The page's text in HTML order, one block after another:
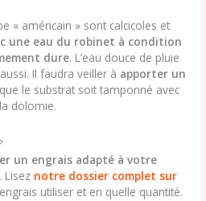
« américain » sont calcicoles et
une eau du robinet à condition
dure. L’eau douce de pluie
Il faudra veiller à apporter un
le substrat soit tamponné avec
dolomie.
un engrais adapté à votre
. Lisez notre dossier complet sur
utiliser et en quelle quantité.